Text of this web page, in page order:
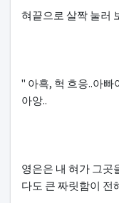
혀끝으로 살짝 눌러
" 아흑, 헉 흐응..아빠
아앙..
영은은 내 혀가 그곳
다도 큰 짜릿함이 전